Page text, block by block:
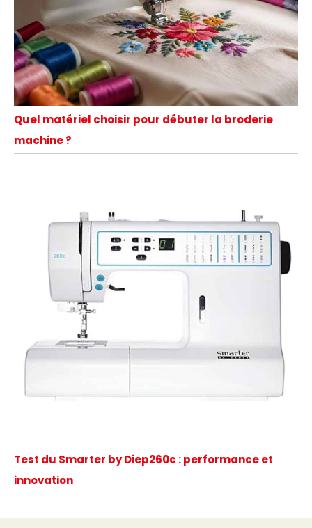
Quel matériel choisir pour débuter la broderie
machine ?
Test du Smarter by Diep260c : performance et
innovation